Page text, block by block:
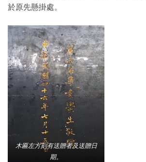
影片庫
於原先懸掛處。
木匾左方刻有送贈者及送贈日
期。